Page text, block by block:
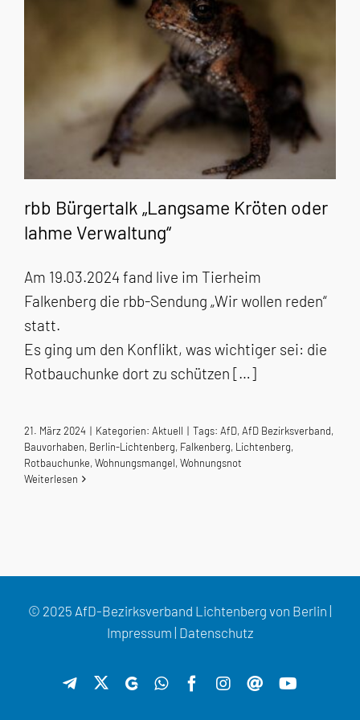
rbb Bürgertalk „Langsame Kröten oder
lahme Verwaltung“
Am 19.03.2024 fand live im Tierheim
Falkenberg die rbb-Sendung „Wir wollen reden“
statt.
Es ging um den Konflikt, was wichtiger sei: die
Rotbauchunke dort zu schützen […]
21. März 2024 | Kategorien: Aktuell | Tags: AfD,AfD Bezirksverband,
Bauvorhaben, Berlin-Lichtenberg, Falkenberg, Lichtenberg,
Rotbauchunke,Wohnungsmangel,Wohnungsnot
Weiterlesen
© 2025 AfD-Bezirksverband Lichtenberg von Berlin |
Impressum | Datenschutz
TelegramGETTRWhatsAppFacebook
Instagram
Threads